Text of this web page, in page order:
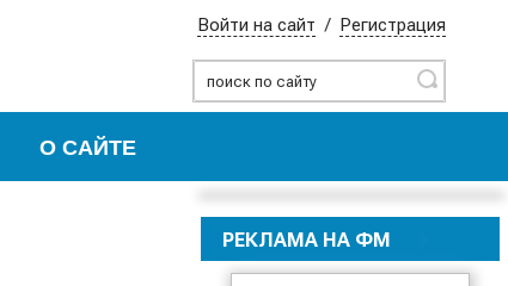
Найти
Войти на сайт / Регистрация
О САЙТЕ
РЕКЛАМА НА ФМ